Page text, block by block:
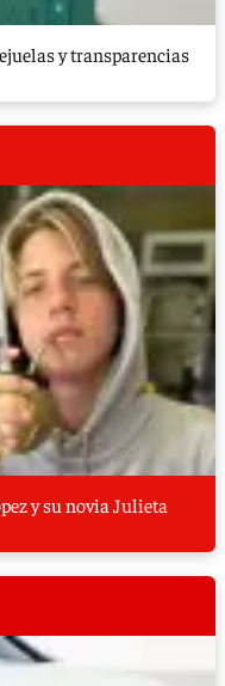
y transparencias
y su novia Julieta